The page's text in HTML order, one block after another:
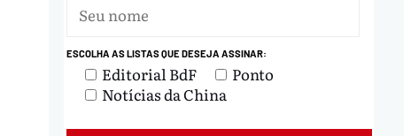
ESCOLHA AS LISTAS QUE DESEJA ASSINAR:
Editorial BdF
Ponto
Notícias da China